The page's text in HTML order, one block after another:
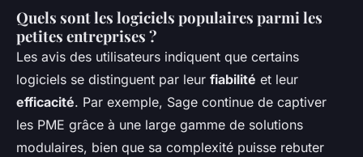
Quels sont les logiciels populaires parmi les
petites entreprises ?
Les avis des utilisateurs indiquent que certains
logiciels se distinguent par leur fiabilité et leur
efficacité. Par exemple, Sage continue de captiver
les PME grâce à une large gamme de solutions
modulaires, bien que sa complexité puisse rebuter